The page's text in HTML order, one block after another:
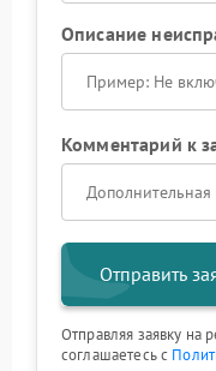
Описание
Комментарий к
Отправить
Отправляя заявку на
соглашаетесь с